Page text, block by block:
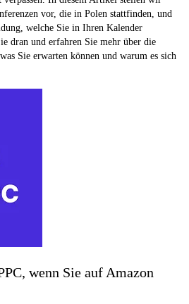
vor, die in Polen stattfinden, und
welche Sie in Ihren Kalender
dran und erfahren Sie mehr über die
Sie erwarten können und warum es sich
wenn Sie auf Amazon